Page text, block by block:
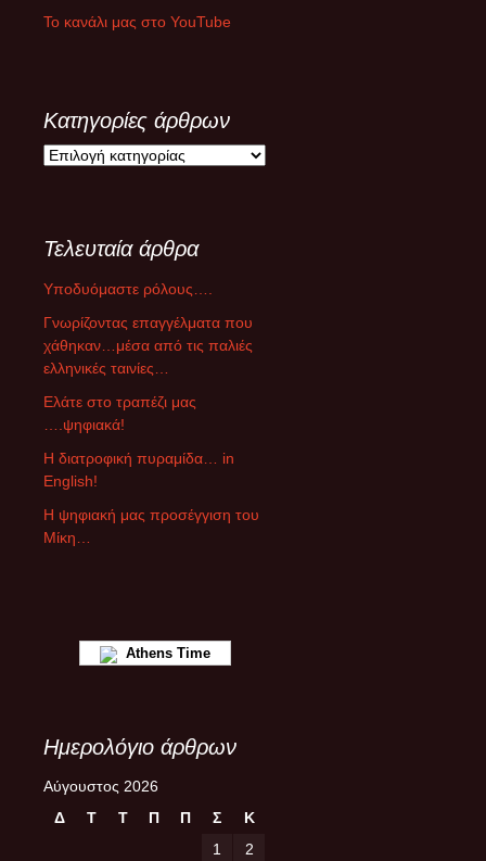
Το κανάλι μας στο YouTube
Κατηγορίες άρθρων
Κ
γ
ρ
ί
ρ
θ
ρ
ω
Τελευταία άρθρα
Υποδυόμαστε ρόλους….
Γνωρίζοντας επαγγέλματα που
χάθηκαν…μέσα από τις παλιές
ελληνικές ταινίες…
Ελάτε στο τραπέζι μας
….ψηφιακά!
Η διατροφική πυραμίδα… in
English!
Η ψηφιακή μας προσέγγιση του
Μίκη…
Athens Time
Ημερολόγιο άρθρων
Αύγουστος 2026
Δ
Τ Τ Π Π Σ
Κ
1
2